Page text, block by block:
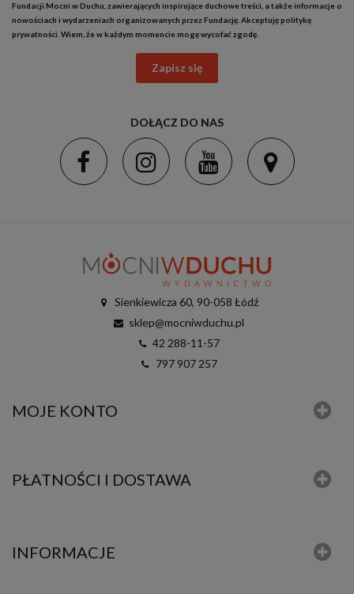
Fundacji Mocni w Duchu, zawierających inspirujące duchowe treści, a także informacje o
nowościach i wydarzeniach organizowanych przez Fundację. Akceptujępolitykę
prywatności . Wiem, że w każdym momencie mogę wycofać zgodę.
Zapisz się
DOŁĄCZ DO NAS
Sienkiewicza 60, 90-058 Łódź
sklep@mocniwduchu.pl
42 288-11-57
797 907 257
MOJE KONTO
PŁATNOŚCI I DOSTAWA
INFORMACJE